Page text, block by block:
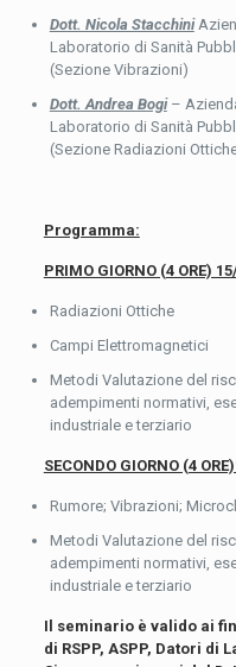
Dott. Nicola Stacchini
Laboratorio di Sanità
(Sezione Vibrazioni)
Dott. Andrea Bogi–
Laboratorio di Sanità
(Sezione Radiazioni
Programma:
PRIMO GIORNO (4 ORE)
Radiazioni Ottiche
Campi Elettromagnetici
Metodi Valutazione del
adempimenti normativi,
industriale e terziario
SECONDO GIORNO (4
Rumore; Vibrazioni;
Metodi Valutazione del
adempimenti normativi,
industriale e terziario
Il seminario è valido ai
di RSPP, ASPP, Datori di